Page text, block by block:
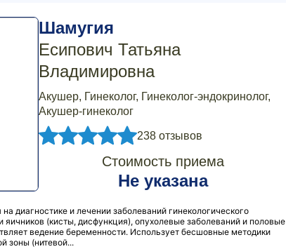
Шамугия
Есипович Татьяна
Владимировна
Акушер, Гинеколог, Гинеколог-эндокринолог,
Акушер-гинеколог
238 отзывов
Стоимость приема
Не указана
диагностике и лечении заболеваний гинекологического
яичников (кисты, дисфункция), опухолевые заболеваний и половые
ведение беременности. Использует бесшовные методики
зоны (нитевой...